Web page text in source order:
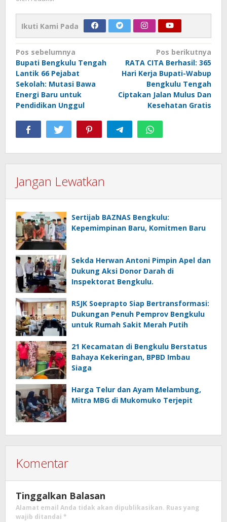
Ikuti Kami Pada
Navigasi
pos
Pos sebelumnya
Bupati Bengkulu Tengah
Lantik 66 Pejabat
Sekolah: Mutasi Bawa
Energi Baru untuk
Pendidikan Unggul
Pos berikutnya
RATA CITA Berhasil: 365
Hari Kerja Bupati-Wabup
Bengkulu Tengah
Ciptakan Jalan Mulus Dan
Kesehatan Gratis
Jangan Lewatkan
Sertijab BAZNAS Bengkulu:
Kepemimpinan Baru, Komitmen Baru
Sekda Herwan Antoni Pimpin Apel dan
Dukung Aksi Donor Darah di
Inspektorat Bengkulu.
RSJK Soeprapto Siap Bertransformasi:
Dukungan Penuh Pemprov Bengkulu
untuk Rumah Sakit Merah Putih
21 Kecamatan di Bengkulu Berstatus
Bahaya Kekeringan, BPBD Imbau
Siaga
Harga Telur dan Ayam Melambung,
Mitra MBG di Mukomuko Terjepit
Komentar
Tinggalkan Balasan
Alamat email Anda tidak akan dipublikasikan. Ruas yang
wajib ditandai *